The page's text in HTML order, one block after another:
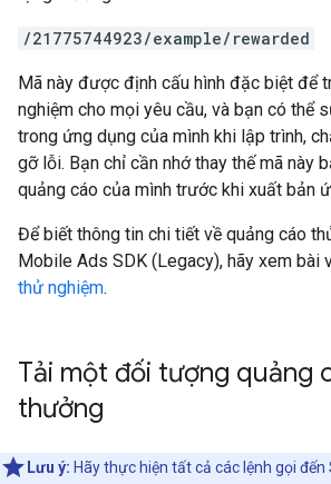
/21775744923/example/rewarded
Mã này được định cấu hình đặc biệt để
nghiệm cho mọi yêu cầu, và bạn có thể
trong ứng dụng của mình khi lập trình,
gỡ lỗi. Bạn chỉ cần nhớ thay thế mã này
quảng cáo của mình trước khi xuất bản
Để biết thông tin chi tiết về quảng cáo
Mobile Ads SDK (Legacy), hãy xem bài
thử nghiệm.
Tải một đối tượng quảng
thưởng
Lưu ý: Hãy thực hiện tất cả các lệnh gọi đến